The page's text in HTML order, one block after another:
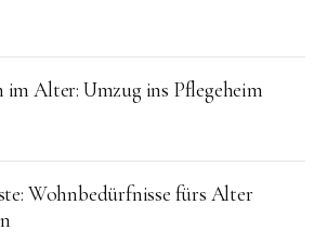
im Alter: Umzug ins Pflegeheim
Wohnbedürfnisse fürs Alter